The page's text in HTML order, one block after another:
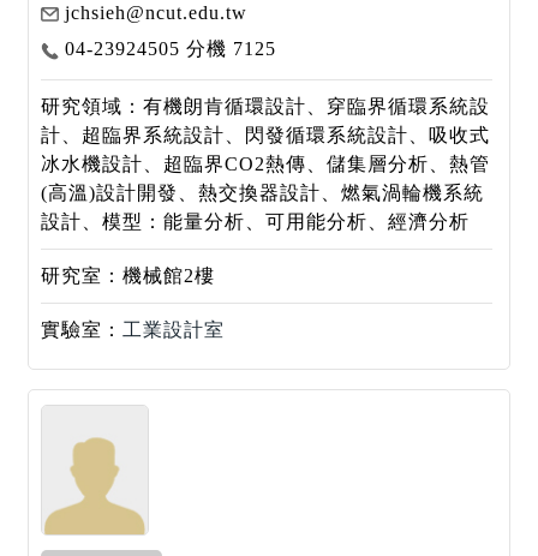
jchsieh@ncut.edu.tw
04-23924505 分機 7125
研究領域：有機朗肯循環設計、穿臨界循環系統設
計、超臨界系統設計、閃發循環系統設計、吸收式
冰水機設計、超臨界CO2熱傳、儲集層分析、熱管
(高溫)設計開發、熱交換器設計、燃氣渦輪機系統
設計、模型：能量分析、可用能分析、經濟分析
研究室：機械館2樓
實驗室： 工業設計室